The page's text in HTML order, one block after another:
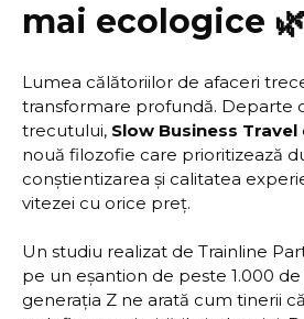
mai ecologice
Lumea călătoriilor de afaceri
transformare profundă. Departe
trecutului, Slow Business Travel
nouă filozofie care prioritizează
conștientizarea și calitatea
vitezei cu orice preț.
Un studiu realizat de Trainline
pe un eșantion de peste 1.000
generația Z ne arată cum tinerii